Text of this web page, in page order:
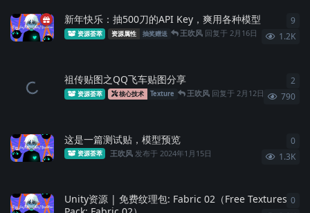
新年快乐：抽500刀的API Key，爽用各种模型
资源荟萃 资源属性 抽奖赠送 王吹风 回复于2月16日 1.2K
9
祖传贴图之QQ飞车贴图分享
资源荟萃 核心技术 Texture 王吹风 回复于2月12日 790
2
这是一篇测试贴，模型预览
资源荟萃 王吹风 发布于2024年1月15日 1.3K
0
Unity资源 | 免费纹理包: Fabric 02（Free Textures 0